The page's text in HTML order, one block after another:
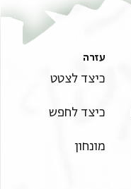
עזרה
כיצד לצטט
כיצד לחפש
מונחון